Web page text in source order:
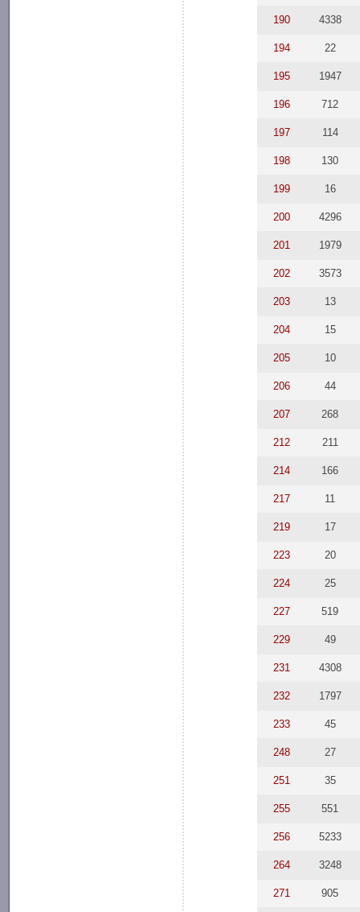
190 4338
194 22
195 1947
196 712
197 114
198 130
199 16
200 4296
201 1979
202 3573
203 13
204 15
205 10
206 44
207 268
212 211
214 166
217 11
219 17
223 20
224 25
227 519
229 49
231 4308
232 1797
233 45
248 27
251 35
255 551
256 5233
264 3248
271 905